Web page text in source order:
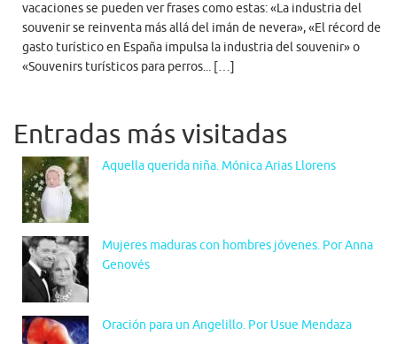
vacaciones se pueden ver frases como estas: «La industria del
souvenir se reinventa más allá del imán de nevera», «El récord de
gasto turístico en España impulsa la industria del souvenir» o
«Souvenirs turísticos para perros... […]
Entradas más visitadas
Aquella querida niña. Mónica Arias Llorens
Mujeres maduras con hombres jóvenes. Por Anna
Genovés
Oración para un Angelillo. Por Usue Mendaza